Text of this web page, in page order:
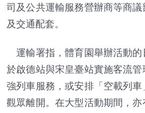
司及公共運輸服務營辦商等商
及交通配套。
運輸署指，體育園舉辦活動的
於啟德站與宋皇臺站實施客流
強列車服務，或安排「空載列
觀眾離開。在大型活動期間，亦